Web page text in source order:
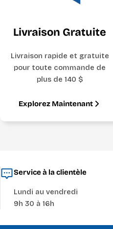
Livraison Gratuite
Livraison rapide et gratuite
pour toute commande de
plus de 140 $
Explorez Maintenant
Service à la clientèle
Lundi au vendredi
9h 30 à 16h